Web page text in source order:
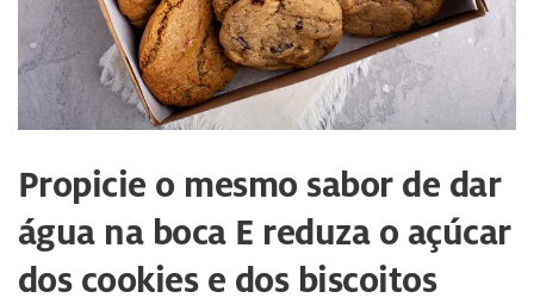
Propicie o mesmo sabor de dar
água na boca E reduza o açúcar
dos cookies e dos biscoitos